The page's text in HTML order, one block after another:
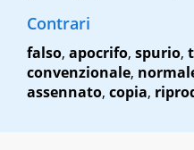
Contrari
falso, apocrifo, spurio,
convenzionale,
assennato, copia,